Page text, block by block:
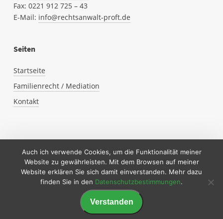
Fax: 0221 912 725 – 43
E-Mail: info@rechtsanwalt-proft.de
Seiten
Startseite
Familienrecht / Mediation
Kontakt
© 2026 Andreas Proft.Impressum·Datenschutz
Made by CARON & CARON
Auch ich verwende Cookies, um die Funktionalität meiner
Website zu gewährleisten. Mit dem Browsen auf meiner
Website erklären Sie sich damit einverstanden. Mehr dazu
finden Sie in den Datenschutzbestimmungen.
Verstanden